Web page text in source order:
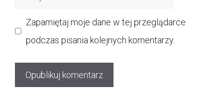
Zapamiętaj moje dane w tej przeglądarce
podczas pisania kolejnych komentarzy.